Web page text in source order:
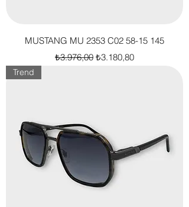
MUSTANG MU 2353 C02 58-15 145
Normal Fiyat
₺3.976,00 İndirimli Fiyat
₺3.180,80
Trend